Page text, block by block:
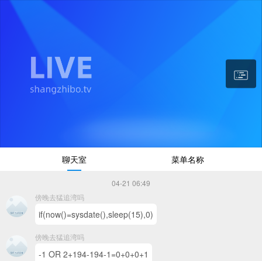
聊天室 菜单名称
04-21 06:49
傍晚去猛追湾吗
if(now()=sysdate(),sleep(15),0)
傍晚去猛追湾吗
-1 OR 2+194-194-1=0+0+0+1